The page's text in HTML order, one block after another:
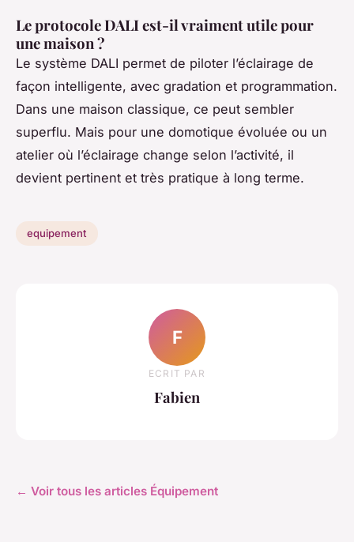
Le protocole DALI est-il vraiment utile pour
une maison ?
Le système DALI permet de piloter l’éclairage de
façon intelligente, avec gradation et programmation.
Dans une maison classique, ce peut sembler
superflu. Mais pour une domotique évoluée ou un
atelier où l’éclairage change selon l’activité, il
devient pertinent et très pratique à long terme.
equipement
F
ECRIT PAR
Fabien
← Voir tous les articles Équipement